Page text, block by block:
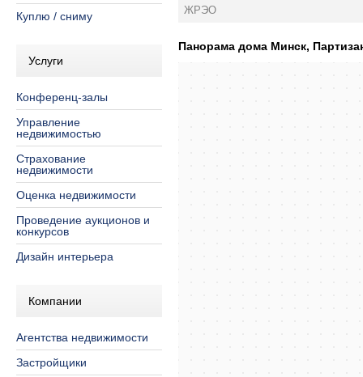
Куплю / сниму
Услуги
Конференц-залы
Управление
недвижимостью
Страхование
недвижимости
Оценка недвижимости
Проведение аукционов и
конкурсов
Дизайн интерьера
Компании
Агентства недвижимости
Застройщики
ЖРЭО
Панорама дома Минск,